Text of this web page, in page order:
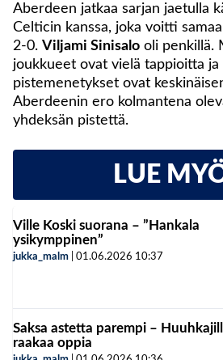
Aberdeen jatkaa sarjan jaetulla
Celticin kanssa, joka voitti
2-0. Viljami Sinisalo oli penkillä.
joukkueet ovat vielä tappioitta ja
pistemenetykset ovat
Aberdeenin ero kolmantena
yhdeksän pistettä.
LUE
Ville Koski suorana – ”Hankala
ysikymppinen”
jukka_malm 01.06.2026 10:37
Saksa astetta parempi –
raakaa oppia